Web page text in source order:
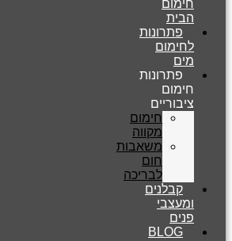
חימום
הבית
פתרונות
לחימום
מים
פתרונות
חימום
ציבוריים
חימום
מקווה
משאבות
חום
לבריכה
קבלנים
ומעצבי
פנים
BLOG